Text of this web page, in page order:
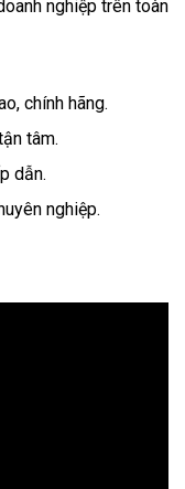
nghiệp trên toàn
chính hãng.
tâm.
dẫn.
nghiệp.